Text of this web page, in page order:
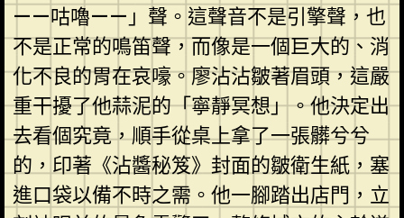
——咕嚕——」聲。這聲音不是引擎聲，也
不是正常的鳴笛聲，而像是一個巨大的、消
化不良的胃在哀嚎。廖沾沾皺著眉頭，這嚴
重干擾了他蒜泥的「寧靜冥想」。他決定出
去看個究竟，順手從桌上拿了一張髒兮兮
的，印著《沾醬秘笈》封面的皺衛生紙，塞
進口袋以備不時之需。他一腳踏出店門，立